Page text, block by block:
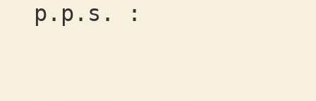
p.p.s. :